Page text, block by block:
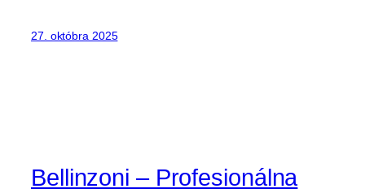
27. októbra 2025
Bellinzoni – Profesionálna